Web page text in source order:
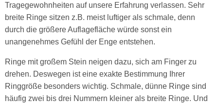
Tragegewohnheiten auf unsere Erfahrung verlassen. Sehr
breite Ringe sitzen z.B. meist luftiger als schmale, denn
durch die größere Auflagefläche würde sonst ein
unangenehmes Gefühl der Enge entstehen.
Ringe mit großem Stein neigen dazu, sich am Finger zu
drehen. Deswegen ist eine exakte Bestimmung Ihrer
Ringgröße besonders wichtig. Schmale, dünne Ringe sind
häufig zwei bis drei Nummern kleiner als breite Ringe. Und